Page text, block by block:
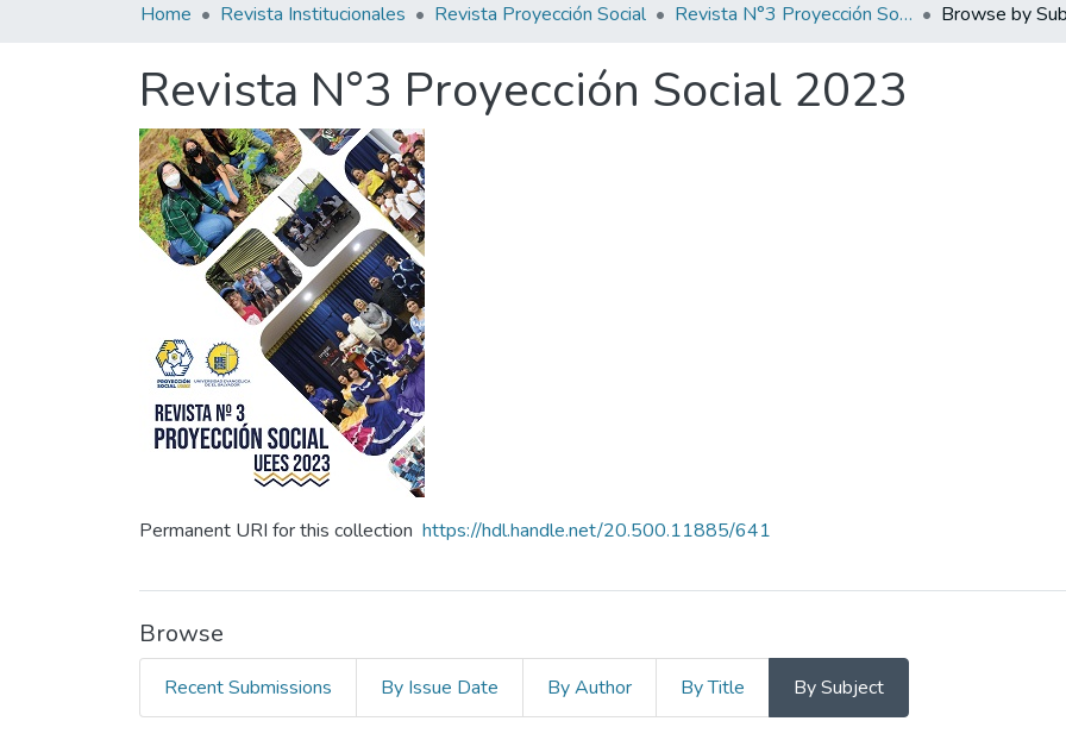
Home Revista Institucionales Revista Proyección Social Revista N°3 Proyección Social 2023 Browse by
Revista N°3 Proyección Social 2023
Permanent URI for this collection https://hdl.handle.net/20.500.11885/641
Browse
Recent Submissions By Issue Date By Author By Title By Subject